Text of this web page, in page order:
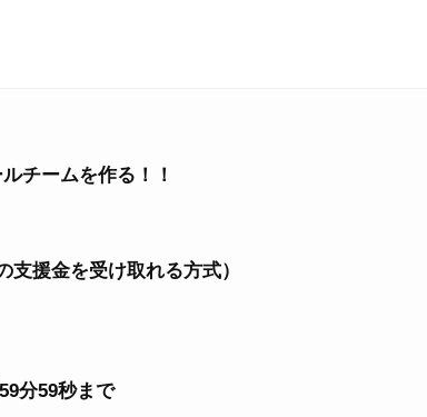
チームを作る！！
支援金を受け取れる方式）
分59秒まで